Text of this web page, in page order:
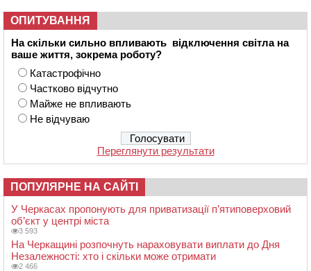
ОПИТУВАННЯ
На скільки сильно впливають відключення світла на
ваше життя, зокрема роботу?
Катастрофічно
Частково відчутно
Майже не впливають
Не відчуваю
Переглянути результати
ПОПУЛЯРНЕ НА САЙТІ
У Черкасах пропонують для приватизації п’ятиповерховий
об’єкт у центрі міста
3 593
На Черкащині розпочнуть нараховувати виплати до Дня
Незалежності: хто і скільки може отримати
2 466